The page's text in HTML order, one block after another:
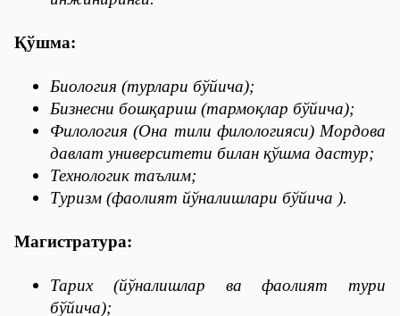
Қўшма:
Биология (турлари бўйича);
Бизнесни бошқариш (тармоқлар бўйича);
Филология (Она тили филологияси) Мордова
давлат университети билан қўшма дастур;
Технологик таълим;
Туризм (фаолият йўналишлари бўйича ).
Магистратура:
Тарих (йўналишлар ва фаолият тури
бўйича);